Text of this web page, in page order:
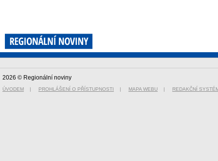
2026 © Regionální noviny
ÚVODEM | PROHLÁŠENÍ O PŘÍSTUPNOSTI | MAPA WEBU | REDAKČNÍ